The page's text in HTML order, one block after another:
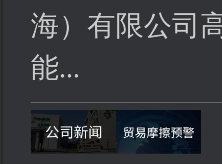
海）有限公司
能...